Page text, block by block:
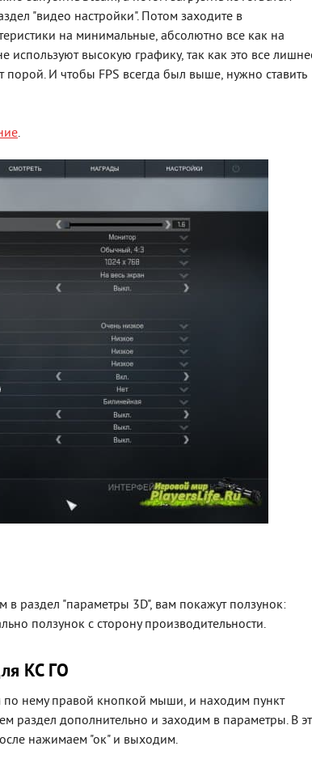
"видео настройки". Потом заходите в
на минимальные, абсолютно все как на
высокую графику, так как это все
И чтобы FPS всегда был выше, нужно ставить
.
раздел "параметры 3D", вам покажут ползунок:
ползунок с сторону производительности.
КС ГО
нему правой кнопкой мыши, и находим пункт
раздел дополнительно и заходим в параметры. В
нажимаем "ок" и выходим.